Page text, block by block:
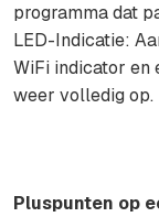
programma dat
LED-Indicatie:
WiFi indicator en
weer volledig op.
Pluspunten op